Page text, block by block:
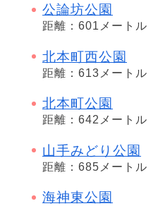
公論坊公園
距離：601メートル
北本町西公園
距離：613メートル
北本町公園
距離：642メートル
山手みどり公園
距離：685メートル
海神東公園